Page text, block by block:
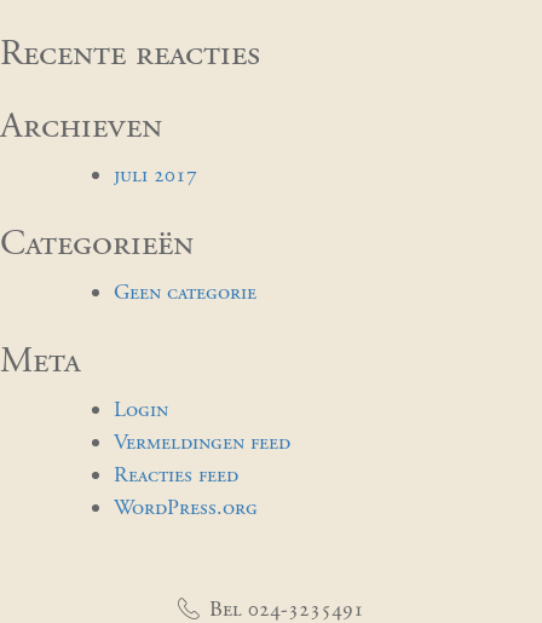
Recente reacties
Archieven
juli 2017
Categorieën
Geen categorie
Meta
Login
Vermeldingen feed
Reacties feed
WordPress.org
Bel 024-3235491